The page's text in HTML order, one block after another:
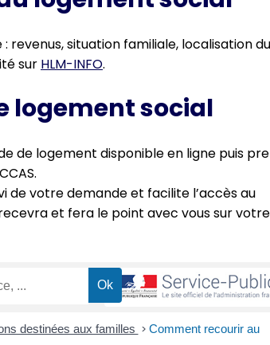
situation familiale, localisation du
sur HLM-INFO.
logement social
de logement disponible en ligne puis
de votre demande et facilite l’accès au
et fera le point avec vous sur votre
destinées aux familles > Comment recourir au